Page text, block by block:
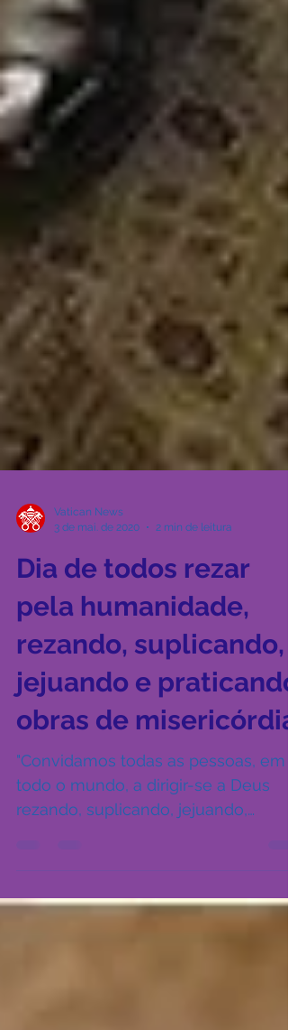
Vatican News
3 de mai. de 2020
2 min de leitura
Dia de todos rezar
pela humanidade,
rezando, suplicando,
jejuando e praticando
obras de misericórdia
"Convidamos todas as pessoas, em
cada...